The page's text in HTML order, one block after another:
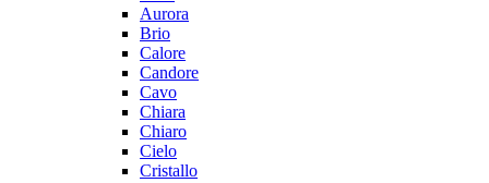
Aurora
Brio
Calore
Candore
Cavo
Chiara
Chiaro
Cielo
Cristallo